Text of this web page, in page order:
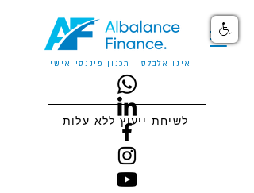
אינו אלבלס - תכנון פיננסי אישי
לשיחת ייעוץ ללא עלות